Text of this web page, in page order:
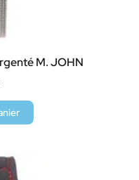
M. JOHN